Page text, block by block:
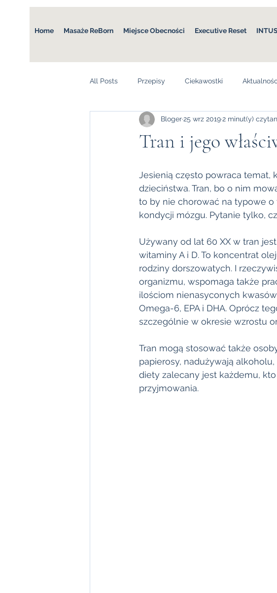
Home Masaże ReBorn Miejsce Obecności Executive Reset
All Posts Przepisy Ciekawostki
Tran i jego
Bloger25 wrz 20192 minut(y)
Jesienią często powraca temat,
dzieciństwa. Tran, bo o nim
to by nie chorować na typowe
kondycji mózgu. Pytanie tylko,
Używany od lat 60 XX w tran
witaminy A i D. To koncentrat
rodziny dorszowatych. I
organizmu, wspomaga także
ilościom nienasyconych
Omega-6, EPA i DHA. Oprócz
szczególnie w okresie wzrostu
Tran mogą stosować także
papierosy, nadużywają
diety zalecany jest każdemu,
przyjmowania.